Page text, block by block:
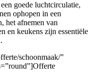
goede luchtcirculatie,
ophopen in een
het afnemen van
en keukens zijn essentiële
schoonmaak/”